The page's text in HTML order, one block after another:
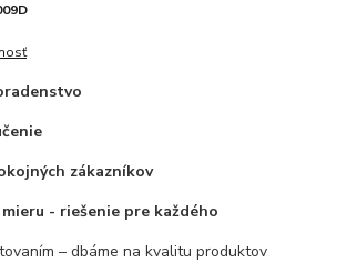
zákazníkov
- riešenie pre každého
– dbáme na kvalitu produktov